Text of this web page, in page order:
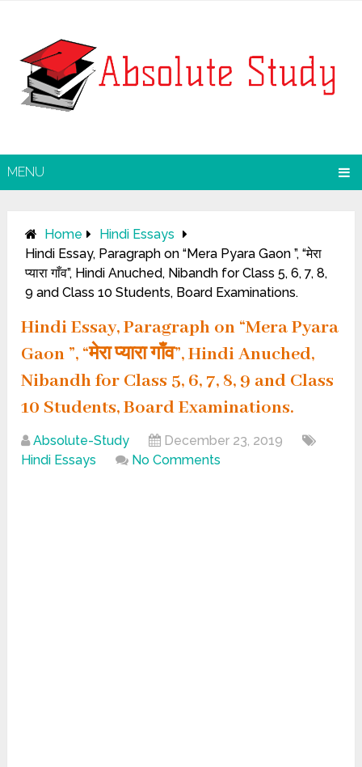
MENU
Home
Hindi Essays
Hindi Essay, Paragraph on “Mera Pyara Gaon ”, “मेरा
प्यारा गाँव”, Hindi Anuched, Nibandh for Class 5, 6, 7, 8,
9 and Class 10 Students, Board Examinations.
Hindi Essay, Paragraph on “Mera Pyara
Gaon ”, “मेरा प्यारा गाँव”, Hindi Anuched,
Nibandh for Class 5, 6, 7, 8, 9 and Class
10 Students, Board Examinations.
Absolute-Study
December 23, 2019
Hindi Essays
No Comments